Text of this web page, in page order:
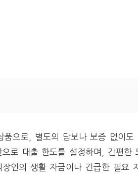
으로, 별도의 담보나 보증 없이도
로 대출 한도를 설정하며, 간편한
인의 생활 자금이나 긴급한 필요